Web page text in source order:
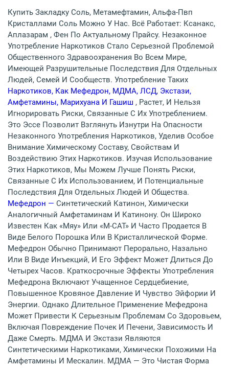
Купить Закладку Соль, Метамефтамин, Альфа-Пвп
Кристаллами Соль Можно У Нас. Всё Работает: Ксанакс,
Аплазарам , Фен По Актуальному Прайсу. Незаконное
Употребление Наркотиков Стало Серьезной Проблемой
Общественного Здравоохранения Во Всем Мире,
Имеющей Разрушительные Последствия Для Отдельных
Людей, Семей И Сообществ. Употребление Таких
Наркотиков, Как Мефедрон, МДМА, ЛСД, Экстази,
Амфетамины, Марихуана И Гашиш , Растет, И Нельзя
Игнорировать Риски, Связанные С Их Употреблением.
Это Эссе Позволит Взглянуть Изнутри На Опасности
Незаконного Употребления Наркотиков, Уделив Особое
Внимание Химическому Составу, Свойствам И
Воздействию Этих Наркотиков. Изучая Использование
Этих Наркотиков, Мы Можем Лучше Понять Риски,
Связанные С Их Использованием, И Потенциальные
Последствия Для Отдельных Людей И Общества.
Мефедрон — Синтетический Катинон, Химически
Аналогичный Амфетаминам И Катинону. Он Широко
Известен Как «мяу» Или «M-CAT» И Часто Продается В
Виде Белого Порошка Или В Кристаллической Форме.
Мефедрон Обычно Принимают Перорально, Назально
Или В Виде Инъекций, И Его Эффект Может Длиться До
Четырех Часов. Краткосрочные Эффекты Употребления
Мефедрона Включают Учащенное Сердцебиение,
Повышенное Кровяное Давление И Чувство Эйфории И
Энергии. Однако Длительное Применение Мефедрона
Может Привести К Серьезным Проблемам Со Здоровьем,
Включая Повреждение Почек И Печени, Зависимость И
Даже Смерть. МДМА И Экстази Являются
Синтетическими Наркотиками, Химически Похожими На
Амфетамины И Мескалин. МДМА — Это Чистая Форма